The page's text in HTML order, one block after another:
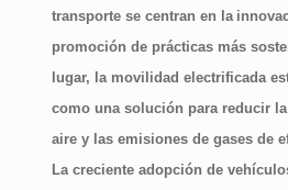
transporte se centran en la
promoción de prácticas más
lugar, la movilidad electrificada
como una solución para reducir
aire y las emisiones de gases de
La creciente adopción de